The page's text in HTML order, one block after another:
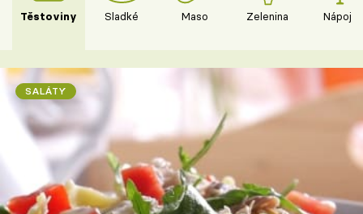
Těstoviny Sladké Maso Zelenina Nápoje
SALÁTY